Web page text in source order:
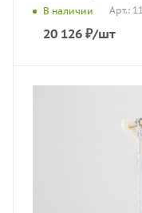
В наличии Арт.:
20 126 ₽/шт